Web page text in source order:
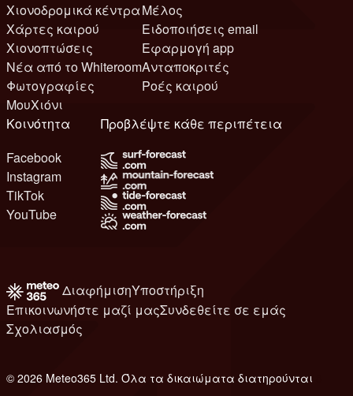
Χιονοδρομικά κέντρα
Χάρτες καιρού
Χιονοπτώσεις
Νέα από το Whiteroom
Φωτογραφίες
ΜουΧιόνι
Μέλος
Ειδοποιήσεις email
Εφαρμογή app
Ανταποκριτές
Ροές καιρού
Κοινότητα
Facebook
Instagram
TikTok
YouTube
Προβλέψτε κάθε περιπέτεια
ΔιαφήμισηΥποστήριξη
Επικοινωνήστε μαζί μαςΣυνδεθείτε σε εμάς
Σχολιασμός
© 2026 Meteo365 Ltd. Όλα τα δικαιώματα διατηρούνται